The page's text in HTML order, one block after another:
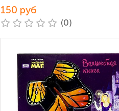
150 руб
(0)